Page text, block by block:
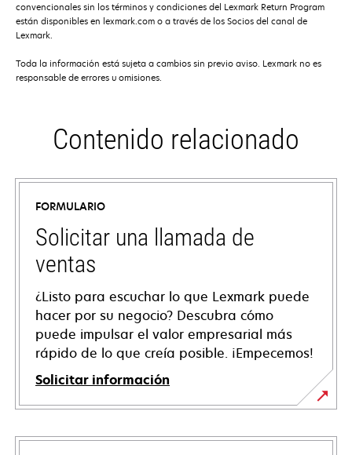
convencionales sin los términos y condiciones del Lexmark Return Program
están disponibles en lexmark.com o a través de los Socios del canal de
Lexmark.
Toda la información está sujeta a cambios sin previo aviso. Lexmark no es
responsable de errores u omisiones.
Contenido relacionado
FORMULARIO
Solicitar una llamada de
ventas
¿Listo para escuchar lo que Lexmark puede
hacer por su negocio? Descubra cómo
puede impulsar el valor empresarial más
rápido de lo que creía posible. ¡Empecemos!
Solicitar información